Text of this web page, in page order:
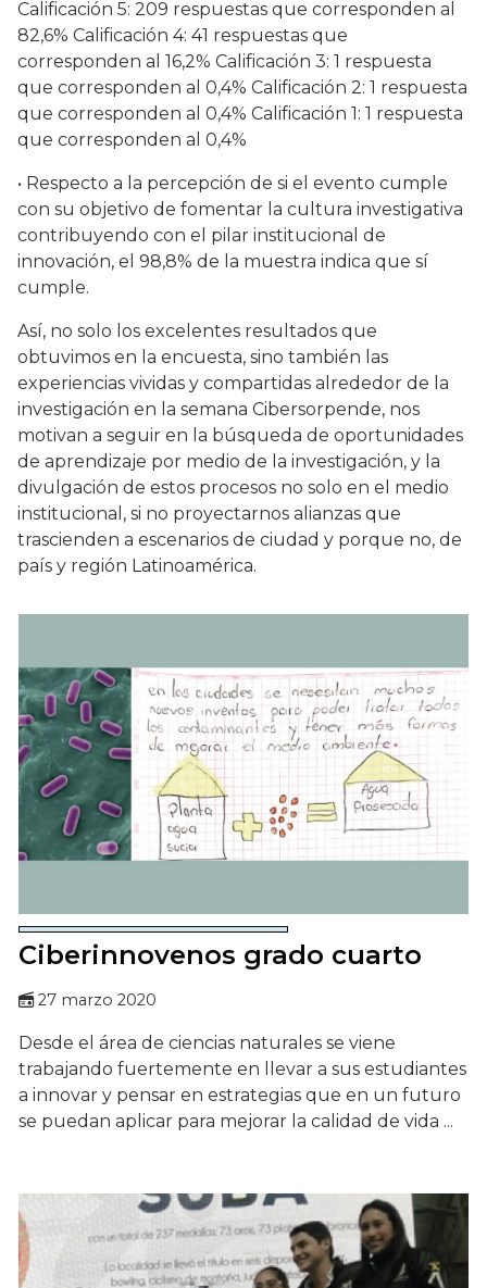
Calificación 5: 209 respuestas que corresponden al
82,6% Calificación 4: 41 respuestas que
corresponden al 16,2% Calificación 3: 1 respuesta
que corresponden al 0,4% Calificación 2: 1 respuesta
que corresponden al 0,4% Calificación 1: 1 respuesta
que corresponden al 0,4%
• Respecto a la percepción de si el evento cumple
con su objetivo de fomentar la cultura investigativa
contribuyendo con el pilar institucional de
innovación, el 98,8% de la muestra indica que sí
cumple.
Así, no solo los excelentes resultados que
obtuvimos en la encuesta, sino también las
experiencias vividas y compartidas alrededor de la
investigación en la semana Cibersorpende, nos
motivan a seguir en la búsqueda de oportunidades
de aprendizaje por medio de la investigación, y la
divulgación de estos procesos no solo en el medio
institucional, si no proyectarnos alianzas que
trascienden a escenarios de ciudad y porque no, de
país y región Latinoamérica.
Ciberinnovenos grado cuarto
27 marzo 2020
Desde el área de ciencias naturales se viene
trabajando fuertemente en llevar a sus estudiantes
a innovar y pensar en estrategias que en un futuro
se puedan aplicar para mejorar la calidad de vida ...